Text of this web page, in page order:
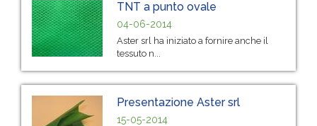
TNT a punto ovale
04-06-2014
Aster srl ha iniziato a fornire anche il
tessuto n...
Presentazione Aster srl
15-05-2014